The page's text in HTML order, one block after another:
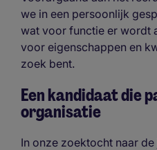
we in een persoonlijk
wat voor functie er wordt
voor eigenschappen en
zoek bent.
Een kandidaat die
organisatie
In onze zoektocht naar